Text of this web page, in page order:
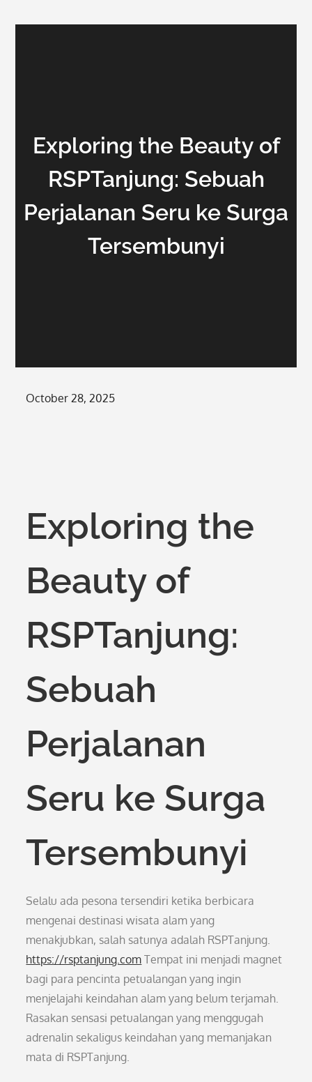
Exploring the Beauty of
RSPTanjung: Sebuah
Perjalanan Seru ke Surga
Tersembunyi
Posted
October 28, 2025
Exploring the
Beauty of
RSPTanjung:
Sebuah
Perjalanan
Seru ke Surga
Tersembunyi
Selalu ada pesona tersendiri ketika berbicara
mengenai destinasi wisata alam yang
menakjubkan, salah satunya adalah RSPTanjung.
https://rsptanjung.com Tempat ini menjadi magnet
bagi para pencinta petualangan yang ingin
menjelajahi keindahan alam yang belum terjamah.
Rasakan sensasi petualangan yang menggugah
adrenalin sekaligus keindahan yang memanjakan
mata di RSPTanjung.